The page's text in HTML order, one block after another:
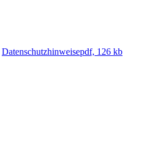
Datenschutzhinweisepdf, 126 kb